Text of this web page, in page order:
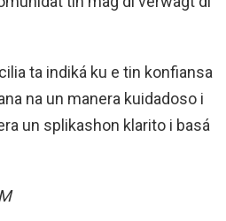
ta indiká ku e tin konfiansa
na un manera kuidadoso i
un splikashon klarito i basá